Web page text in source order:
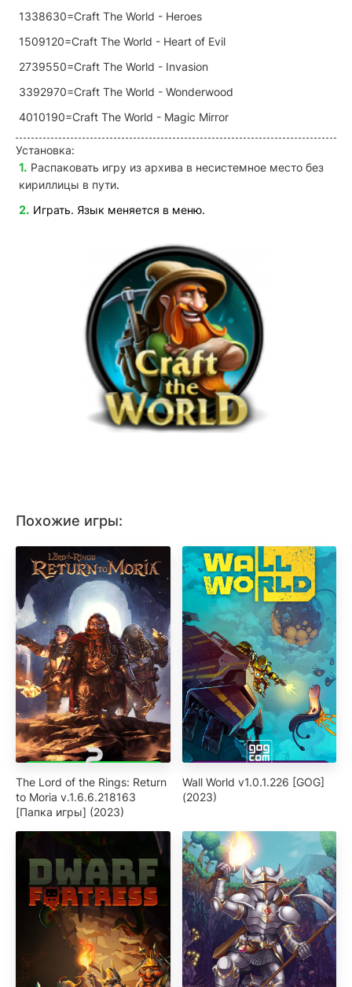
1338630=Craft The World - Heroes
1509120=Craft The World - Heart of Evil
2739550=Craft The World - Invasion
3392970=Craft The World - Wonderwood
4010190=Craft The World - Magic Mirror
Установка:
Распаковать игру из архива в несистемное место без
кириллицы в пути.
Играть. Язык меняется в меню.
Похожие игры:
The Lord of the Rings: Return
to Moria v.1.6.6.218163
[Папка игры] (2023)
Wall World v1.0.1.226 [GOG]
(2023)